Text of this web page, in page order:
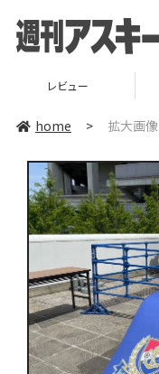
レビュー
home > 拡大画像